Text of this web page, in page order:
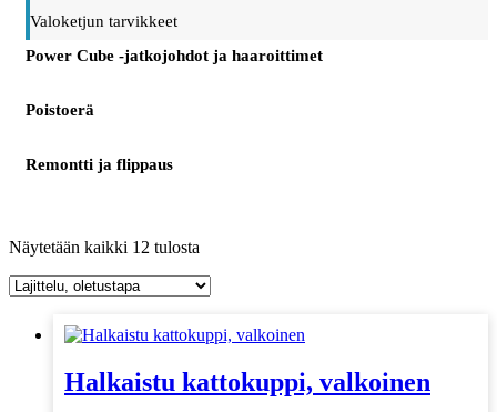
Valoketjun tarvikkeet
Power Cube -jatkojohdot ja haaroittimet
Poistoerä
Remontti ja flippaus
Näytetään kaikki 12 tulosta
Halkaistu kattokuppi, valkoinen